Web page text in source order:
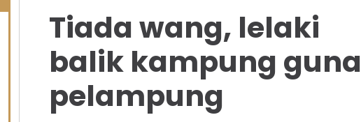
Tiada wang, lelaki
balik kampung guna
pelampung